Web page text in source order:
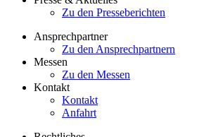
Zu den Presseberichten
Ansprechpartner
Zu den Ansprechpartnern
Messen
Zu den Messen
Kontakt
Kontakt
Anfahrt